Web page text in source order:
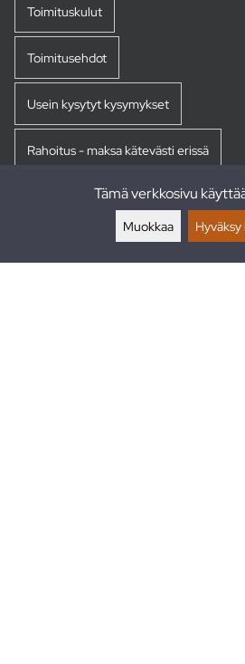
Toimituskulut
Toimitusehdot
Usein kysytyt kysymykset
Rahoitus - maksa kätevästi erissä
Tämä verkkosivu
Muokkaa Hyväksy